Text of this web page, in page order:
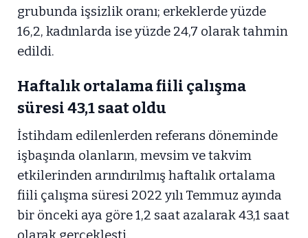
grubunda işsizlik oranı; erkeklerde yüzde
16,2, kadınlarda ise yüzde 24,7 olarak tahmin
edildi.
Haftalık ortalama fiili çalışma
süresi 43,1 saat oldu
İstihdam edilenlerden referans döneminde
işbaşında olanların, mevsim ve takvim
etkilerinden arındırılmış haftalık ortalama
fiili çalışma süresi 2022 yılı Temmuz ayında
bir önceki aya göre 1,2 saat azalarak 43,1 saat
olarak gerçekleşti.